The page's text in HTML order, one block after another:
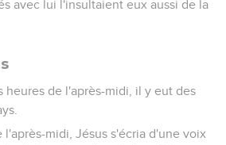
avec lui l'insultaient eux aussi de la
heures de l'après-midi, il y eut des
l'après-midi, Jésus s'écria d'une voix